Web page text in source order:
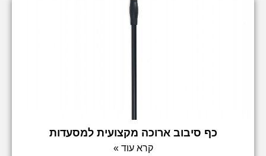
כף סיבוב ארוכה מקצועית למסעדות
קרא עוד »